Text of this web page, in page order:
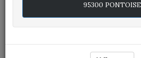
Rapport qualité / prix :
Service :
Ambiance :
95300 PONTOISE